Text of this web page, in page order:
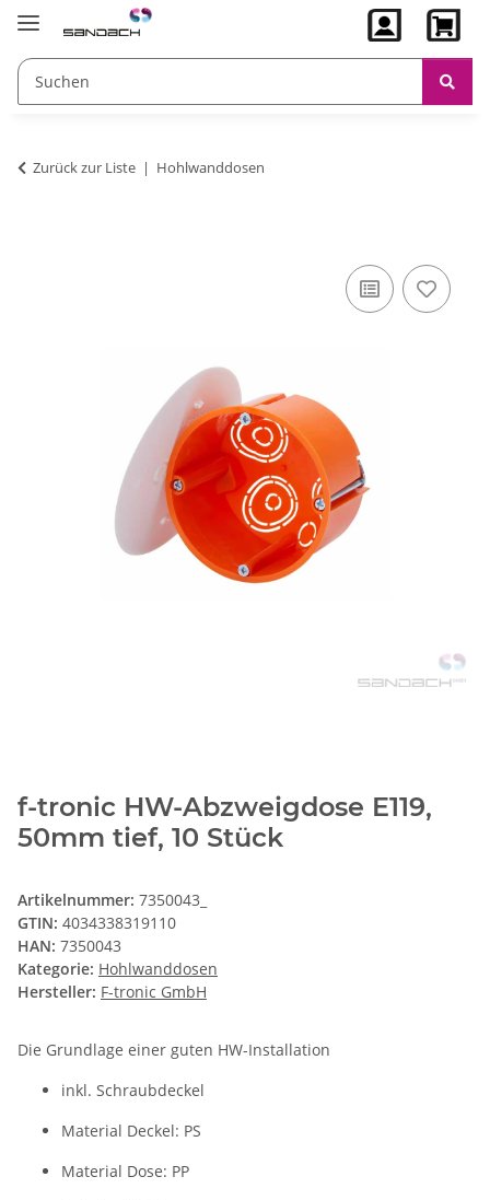
Zurück zur Liste Hohlwanddosen
f-tronic HW-Abzweigdose E119,
50mm tief, 10 Stück
Artikelnummer: 7350043_
GTIN: 4034338319110
HAN: 7350043
Kategorie: Hohlwanddosen
Hersteller: F-tronic GmbH
Die Grundlage einer guten HW-Installation
inkl. Schraubdeckel
Material Deckel: PS
Material Dose: PP